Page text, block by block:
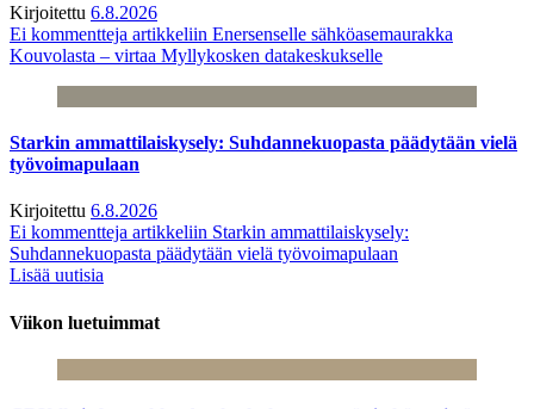
Kirjoitettu 6.8.2026
Ei kommentteja artikkeliin Enersenselle sähköasemaurakka
Kouvolasta – virtaa Myllykosken datakeskukselle
Starkin ammattilaiskysely: Suhdannekuopasta päädytään vielä
työvoimapulaan
Kirjoitettu 6.8.2026
Ei kommentteja artikkeliin Starkin ammattilaiskysely:
Suhdannekuopasta päädytään vielä työvoimapulaan
Lisää uutisia
Viikon luetuimmat